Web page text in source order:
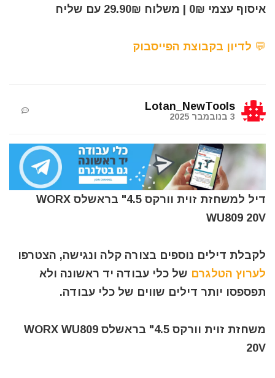
איסוף עצמי 0₪ | משלוח 29.90₪ עם שליח
💬 לדיון בקבוצת הפייסבוק
Lotan_NewTools
3 בנובמבר 2025
דיל למשחזת זוית וורקס 4.5" בראשלס WORX
WU809 20V
לקבלת דילים נוספים בצורה קלה ונגישה, הצטרפו
לערוץ הטלגרם של כלי עבודה יד ראשונה ולא
תפספסו יותר דילים שווים של כלי עבודה.
משחזת זוית וורקס 4.5" בראשלס WORX WU809
20V